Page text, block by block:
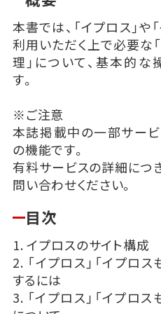
本書では、「イプロス」や
利用いただく上で必要な
理」について、基本的
す。
※ご注意
本誌掲載中の一部サー
の機能です。
有料サービスの詳細につ
問い合わせください。
目次
1. イプロスのサイト構成
2. 「イプロス」「イプロ
するには
3. 「イプロス」「イプロ